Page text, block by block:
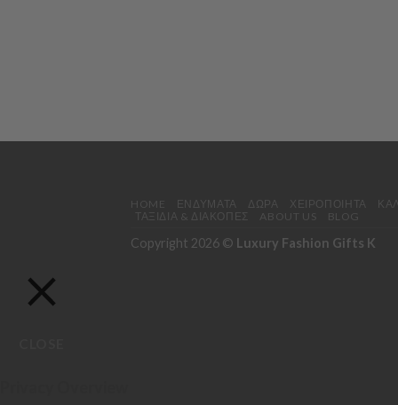
HOME ΕΝΔΎΜΑΤΑ ΔΏΡΑ ΧΕΙΡΟΠΟΊΗΤΑ
ΤΑΞΊΔΙΑ & ΔΙΑΚΟΠΈΣ
ABOUT US BLOG
Copyright 2026 © Luxury Fashion Gifts K